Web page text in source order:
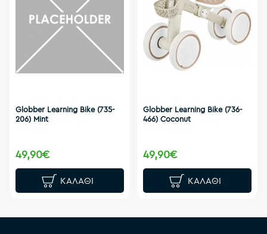
Globber Learning Bike (735-
206) Mint
49,90€
ΚΑΛΆΘΙ
Globber Learning Bike (736-
466) Coconut
49,90€
ΚΑΛΆΘΙ